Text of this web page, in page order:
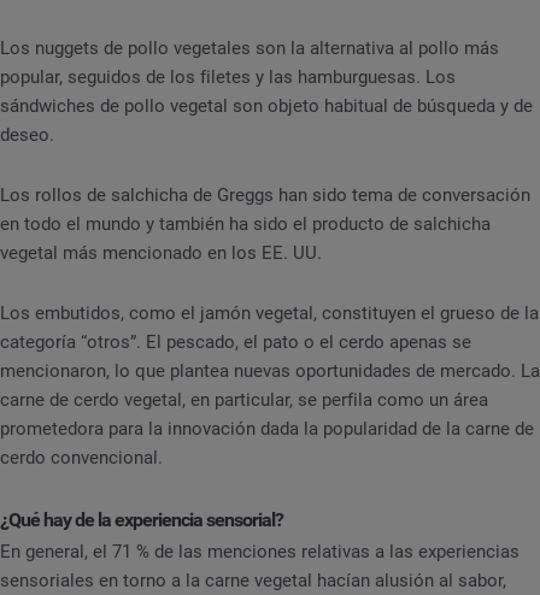
Los nuggets de pollo vegetales son la alternativa al pollo más
popular, seguidos de los filetes y las hamburguesas. Los
sándwiches de pollo vegetal son objeto habitual de búsqueda y de
deseo.
Los rollos de salchicha de Greggs han sido tema de conversación
en todo el mundo y también ha sido el producto de salchicha
vegetal más mencionado en los EE. UU.
Los embutidos, como el jamón vegetal, constituyen el grueso de la
categoría “otros”. El pescado, el pato o el cerdo apenas se
mencionaron, lo que plantea nuevas oportunidades de mercado. La
carne de cerdo vegetal, en particular, se perfila como un área
prometedora para la innovación dada la popularidad de la carne de
cerdo convencional.
¿Qué hay de la experiencia sensorial?
En general, el 71 % de las menciones relativas a las experiencias
sensoriales en torno a la carne vegetal hacían alusión al sabor,